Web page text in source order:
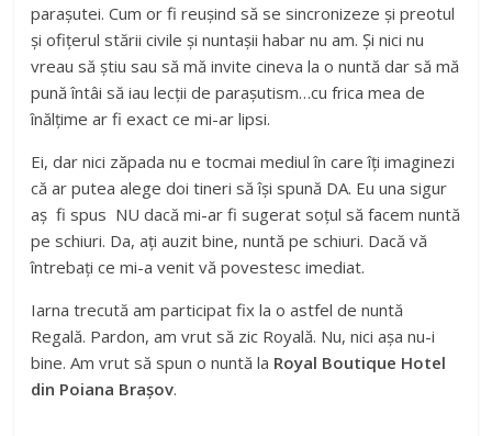
parașutei. Cum or fi reușind să se sincronizeze și preotul
și ofițerul stării civile și nuntașii habar nu am. Și nici nu
vreau să știu sau să mă invite cineva la o nuntă dar să mă
pună întâi să iau lecții de parașutism…cu frica mea de
înălțime ar fi exact ce mi-ar lipsi.
Ei, dar nici zăpada nu e tocmai mediul în care îți imaginezi
că ar putea alege doi tineri să își spună DA. Eu una sigur
aș fi spus NU dacă mi-ar fi sugerat soțul să facem nuntă
pe schiuri. Da, ați auzit bine, nuntă pe schiuri. Dacă vă
întrebați ce mi-a venit vă povestesc imediat.
Iarna trecută am participat fix la o astfel de nuntă
Regală. Pardon, am vrut să zic Royală. Nu, nici așa nu-i
bine. Am vrut să spun o nuntă la Royal Boutique Hotel
din Poiana Brașov.